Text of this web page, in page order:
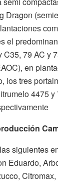
Dragon
el
79 AC y
en
los tres
4475
siguientes
Eduardo,